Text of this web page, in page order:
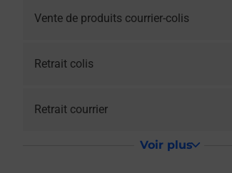
Vente de produits courrier-colis
Retrait colis
Retrait courrier
Voir plus